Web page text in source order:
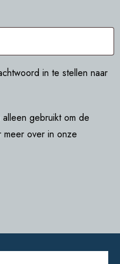
in te stellen naar
gebruikt om de
meer over in onze